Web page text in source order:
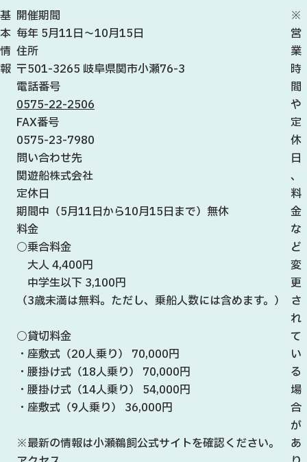
基
本
情
報
開催期間
毎年 5月11日〜10月15日
住所
〒501-3265 岐阜県関市小瀬76-3
電話番号
0575-22-2506
FAX番号
0575-23-7980
問い合わせ先
関遊船株式会社
定休日
期間中（5月11日から10月15日まで）無休
料金
○乗合料金
大人 4,400円
中学生以下 3,100円
（3歳未満は無料。ただし、乗船人数には含めます。）
○貸切料金
・座敷式（20人乗り） 70,000円
・腰掛け式（18人乗り） 70,000円
・腰掛け式（14人乗り） 54,000円
・座敷式（9人乗り） 36,000円
※最新の情報は小瀬鵜飼公式サイトを確認ください。
※
営
業
時
間
や
定
休
日
、
料
金
な
ど
変
更
さ
れ
て
い
る
場
合
が
あ